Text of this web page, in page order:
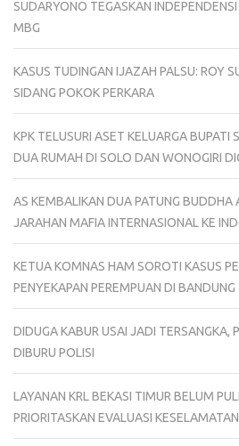
SUDARYONO TEGASKAN
MBG
KASUS TUDINGAN IJAZAH PALSU: ROY
SIDANG POKOK PERKARA
KPK TELUSURI ASET KELUARGA BUPATI
DUA RUMAH DI SOLO DAN WONOGIRI
AS KEMBALIKAN DUA PATUNG BUDDHA
JARAHAN MAFIA INTERNASIONAL KE
KETUA KOMNAS HAM SOROTI KASUS
PENYEKAPAN PEREMPUAN DI BANDUNG
DIDUGA KABUR USAI JADI TERSANGKA,
DIBURU POLISI
LAYANAN KRL BEKASI TIMUR BELUM
PRIORITASKAN EVALUASI KESELAMATAN